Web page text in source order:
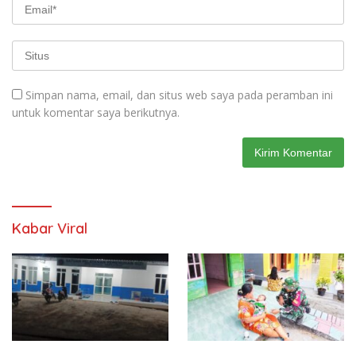
Simpan nama, email, dan situs web saya pada peramban ini
untuk komentar saya berikutnya.
Kabar Viral